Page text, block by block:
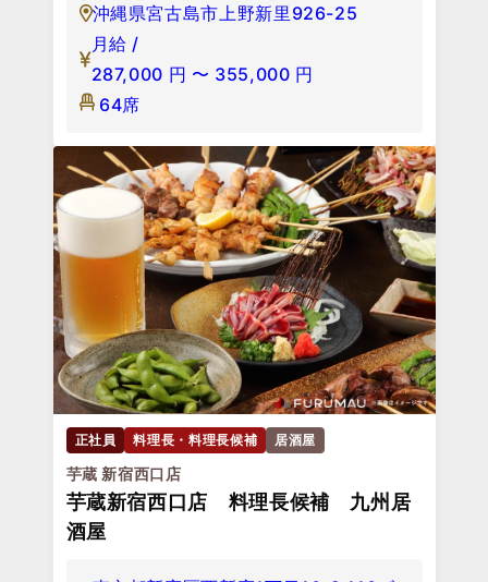
沖縄県宮古島市上野新里926-25
月給 /
287,000 円 〜 355,000 円
64席
正社員 料理長・料理長候補 居酒屋
芋蔵 新宿西口店
芋蔵新宿西口店 料理長候補 九州居
酒屋